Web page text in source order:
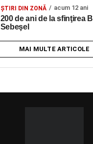
ȘTIRI DIN ZONĂ acum 12 ani
200 de ani de la sfinţirea
Sebeşel
MAI MULTE ARTICOLE